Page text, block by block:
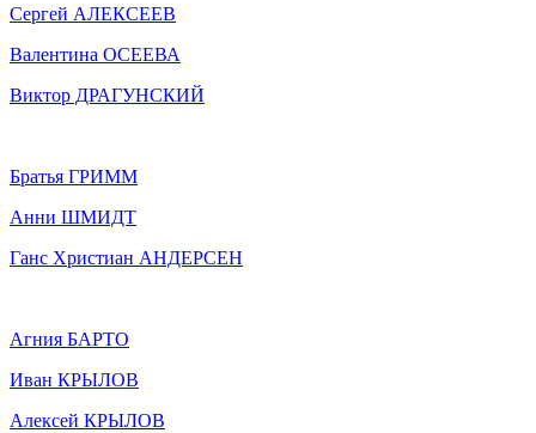
Сергей АЛЕКСЕЕВ
Валентина ОСЕЕВА
Виктор ДРАГУНСКИЙ
Братья ГРИММ
Анни ШМИДТ
Ганс Христиан АНДЕРСЕН
Агния БАРТО
Иван КРЫЛОВ
Алексей КРЫЛОВ